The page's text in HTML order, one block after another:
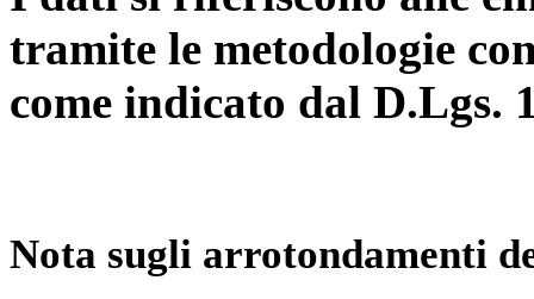
tramite le metodologie
come indicato dal D.Lgs.
Nota sugli arrotondamenti